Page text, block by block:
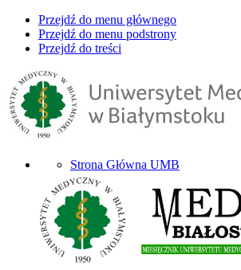
Przejdź do menu głównego
Przejdź do menu podstrony
Przejdź do treści
Strona Główna UMB